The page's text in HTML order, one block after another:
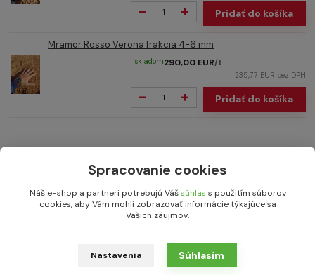
Pridať do košíka
Mramor Rosso Verona frakcia 4-6 mm
290,00 EUR/t
235,77 EUR bez DPH
skladom
Pridať do košíka
Doprava po celom Slovensku
Spracovanie cookies
Náš e-shop a partneri potrebujú Vášsúhlas s použitím súborov
cookies, aby Vám mohli zobrazovať informácie týkajúce sa
Vašich záujmov.
Nastavenia Súhlasím